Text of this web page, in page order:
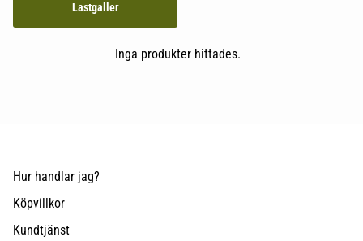
Lastgaller
Inga produkter hittades.
Hur handlar jag?
Köpvillkor
Kundtjänst